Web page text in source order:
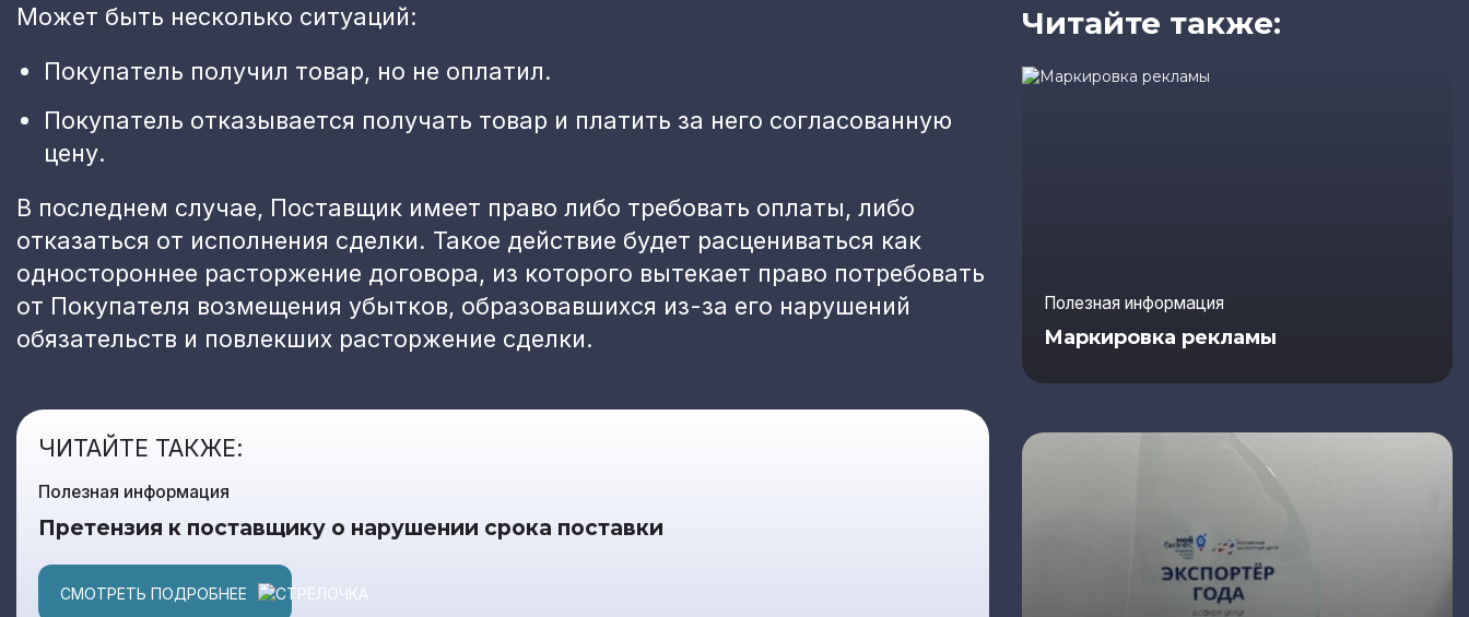
Может быть несколько ситуаций:
Покупатель получил товар, но не оплатил.
Покупатель отказывается получать товар и платить за него согласованную
цену.
В последнем случае, Поставщик имеет право либо требовать оплаты, либо
отказаться от исполнения сделки. Такое действие будет расцениваться как
одностороннее расторжение договора, из которого вытекает право потребовать
от Покупателя возмещения убытков, образовавшихся из-за его нарушений
обязательств и повлекших расторжение сделки.
ЧИТАЙТЕ ТАКЖЕ:
Полезная информация
Претензия к поставщику о нарушении срока поставки
СМОТРЕТЬ ПОДРОБНЕЕ
Читайте также:
Полезная информация
Маркировка рекламы